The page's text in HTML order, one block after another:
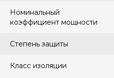
Номинальный
коэффициент мощности
Степень защиты
Класс изоляции